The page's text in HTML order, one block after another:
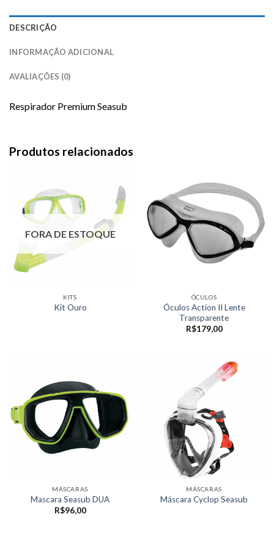
DESCRIÇÃO
INFORMAÇÃO ADICIONAL
AVALIAÇÕES (0)
Respirador Premium Seasub
Produtos relacionados
FORA DE ESTOQUE
KITS
Kit Ouro
ÓCULOS
Óculos Action II Lente
Transparente
R$179,00
MÁSCARAS
Mascara Seasub DUA
R$96,00
MÁSCARAS
Máscara Cyclop Seasub